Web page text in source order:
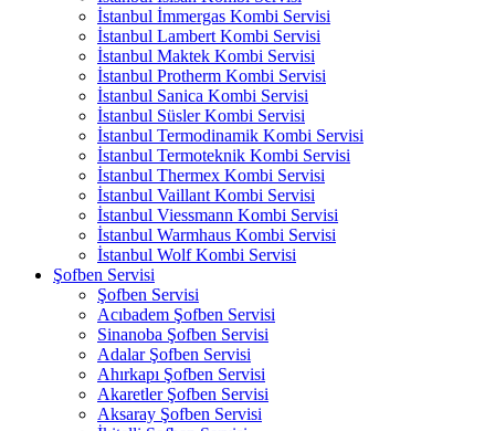
İstanbul İmmergas Kombi Servisi
İstanbul Lambert Kombi Servisi
İstanbul Maktek Kombi Servisi
İstanbul Protherm Kombi Servisi
İstanbul Sanica Kombi Servisi
İstanbul Süsler Kombi Servisi
İstanbul Termodinamik Kombi Servisi
İstanbul Termoteknik Kombi Servisi
İstanbul Thermex Kombi Servisi
İstanbul Vaillant Kombi Servisi
İstanbul Viessmann Kombi Servisi
İstanbul Warmhaus Kombi Servisi
İstanbul Wolf Kombi Servisi
Şofben Servisi
Şofben Servisi
Acıbadem Şofben Servisi
Sinanoba Şofben Servisi
Adalar Şofben Servisi
Ahırkapı Şofben Servisi
Akaretler Şofben Servisi
Aksaray Şofben Servisi